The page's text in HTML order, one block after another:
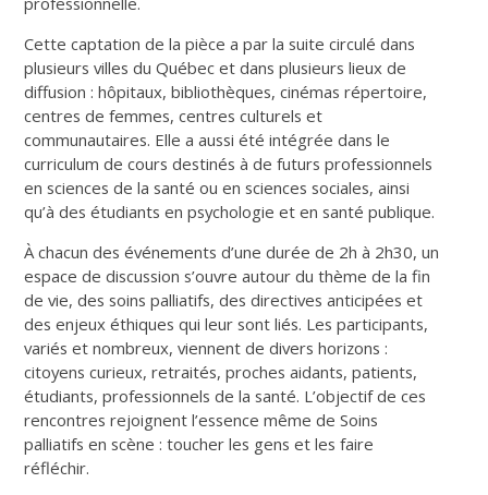
Cette captation de la pièce a par la suite circulé dans
plusieurs villes du Québec et dans plusieurs lieux de
diffusion : hôpitaux, bibliothèques, cinémas répertoire,
centres de femmes, centres culturels et
communautaires. Elle a aussi été intégrée dans le
curriculum de cours destinés à de futurs professionnels
en sciences de la santé ou en sciences sociales, ainsi
qu’à des étudiants en psychologie et en santé publique.
À chacun des événements d’une durée de 2h à 2h30, un
espace de discussion s’ouvre autour du thème de la fin
de vie, des soins palliatifs, des directives anticipées et
des enjeux éthiques qui leur sont liés. Les participants,
variés et nombreux, viennent de divers horizons :
citoyens curieux, retraités, proches aidants, patients,
étudiants, professionnels de la santé. L’objectif de ces
rencontres rejoignent l’essence même de Soins
palliatifs en scène : toucher les gens et les faire
réfléchir.